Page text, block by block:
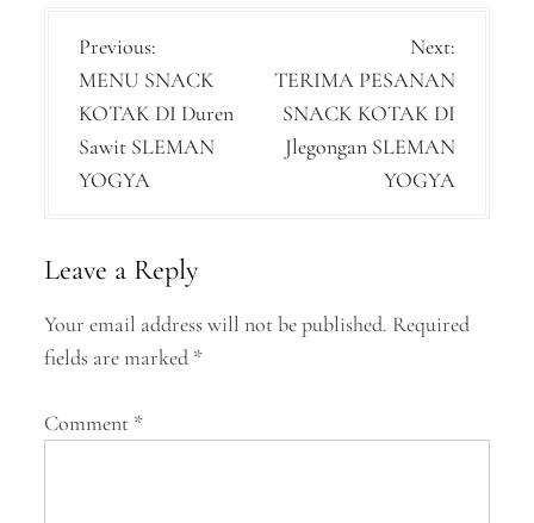
P
o
s
t
a
i
a
Previous:
MENU SNACK
KOTAK DI Duren
Sawit SLEMAN
YOGYA
Next:
TERIMA PESANAN
SNACK KOTAK DI
Jlegongan SLEMAN
YOGYA
Leave a Reply
Your email address will not be published. Required
fields are marked *
Comment *